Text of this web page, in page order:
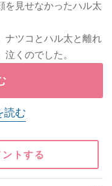
を見せなかったハル太
ナツコとハル太と離れ
くのでした。
読む
トする